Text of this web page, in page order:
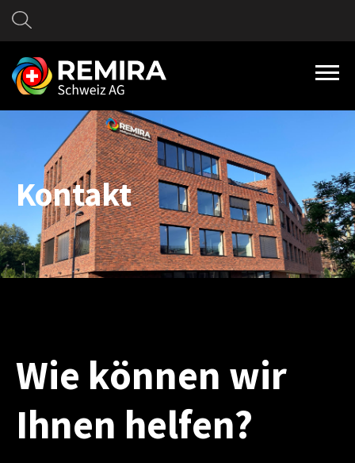
Kontakt
Wie können wir
Ihnen helfen?